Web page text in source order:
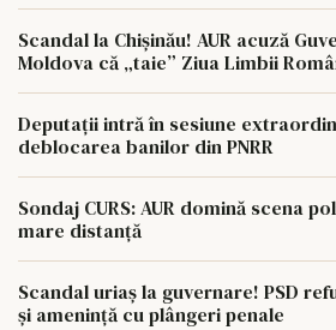
Scandal la Chișinău! AUR acuză
Moldova că „taie” Ziua Limbii
Deputații intră în sesiune
deblocarea banilor din PNRR
Sondaj CURS: AUR domină scena
mare distanță
Scandal uriaș la guvernare! PSD
și amenință cu plângeri penale